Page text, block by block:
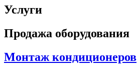
Услуги
Продажа оборудования
Монтаж кондиционеров